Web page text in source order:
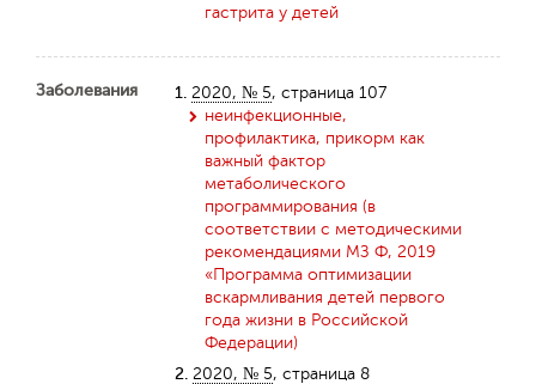
гастрита у детей
Заболевания 1. 2020, № 5, страница 107
неинфекционные,
профилактика, прикорм как
важный фактор
метаболического
программирования (в
соответствии с методическими
рекомендациями МЗ Ф, 2019
«Программа оптимизации
вскармливания детей первого
года жизни в Российской
Федерации)
2. 2020, № 5, страница 8